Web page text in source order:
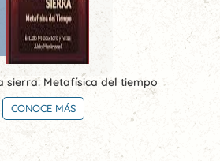
sierra. Metafísica del tiempo
CONOCE MÁS